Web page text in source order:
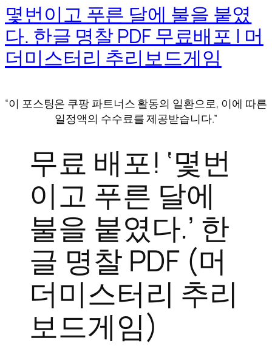
몇번이고 푸른 달에 불을 붙였
다. 한글 명찰 PDF 무료배포 | 머
더미스터리 추리보드게임
“이 포스팅은 쿠팡 파트너스 활동의 일환으로, 이에 따른
일정액의 수수료를 제공받습니다.”
무료 배포! ‘몇번
이고 푸른 달에
불을 붙였다.’ 한
글 명찰 PDF (머
더미스터리 추리
보드게임)